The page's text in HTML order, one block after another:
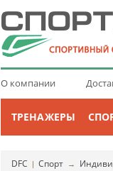
О компании
ТРЕНАЖЕРЫ
DFC | Спорт →